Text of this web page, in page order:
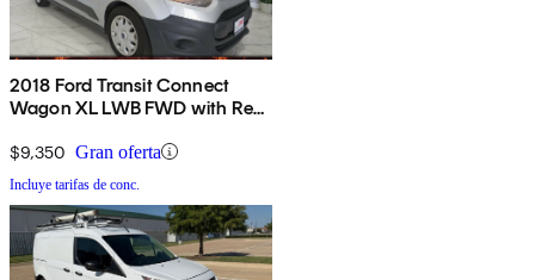
2018 Ford Transit Connect
Wagon XL LWB FWD with Rear
$9,350 Gran oferta
Incluye tarifas de conc.